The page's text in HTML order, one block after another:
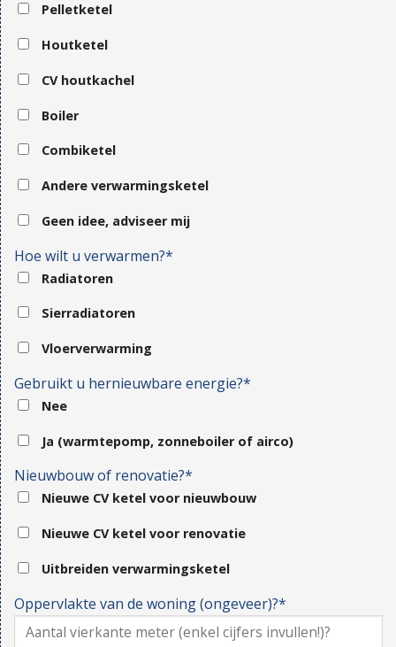
Pelletketel
Houtketel
CV houtkachel
Boiler
Combiketel
Andere verwarmingsketel
Geen idee, adviseer mij
Hoe wilt u verwarmen?*
Radiatoren
Sierradiatoren
Vloerverwarming
Gebruikt u hernieuwbare energie?*
Nee
Ja (warmtepomp, zonneboiler of airco)
Nieuwbouw of renovatie?*
Nieuwe CV ketel voor nieuwbouw
Nieuwe CV ketel voor renovatie
Uitbreiden verwarmingsketel
Oppervlakte van de woning (ongeveer)?*